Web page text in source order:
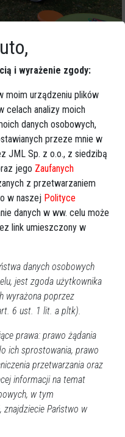
i wyrażenie zgody:
moim urządzeniu plików
celach analizy moich
danych osobowych,
przeze mnie w
JML Sp. z o.o., z siedzibą
jego Zaufanych
z przetwarzaniem
w naszej Polityce
danych w ww. celu może
link umieszczony w
danych osobowych
jest zgoda użytkownika
wyrażona poprzez
6 ust. 1 lit. a pltk).
prawa: prawo żądania
ich sprostowania, prawo
przetwarzania oraz
informacji na temat
w tym
znajdziecie Państwo w